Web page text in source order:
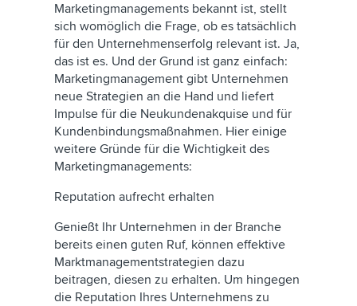
Marketingmanagements bekannt ist, stellt
sich womöglich die Frage, ob es tatsächlich
für den Unternehmenserfolg relevant ist. Ja,
das ist es. Und der Grund ist ganz einfach:
Marketingmanagement gibt Unternehmen
neue Strategien an die Hand und liefert
Impulse für die Neukundenakquise und für
Kundenbindungsmaßnahmen. Hier einige
weitere Gründe für die Wichtigkeit des
Marketingmanagements:
Reputation aufrecht erhalten
Genießt Ihr Unternehmen in der Branche
bereits einen guten Ruf, können effektive
Marktmanagementstrategien dazu
beitragen, diesen zu erhalten. Um hingegen
die Reputation Ihres Unternehmens zu